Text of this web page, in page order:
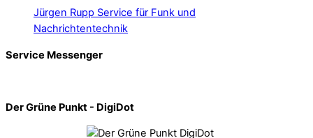
Jürgen Rupp Service für Funk und
Nachrichtentechnik
Service Messenger
Der Grüne Punkt - DigiDot